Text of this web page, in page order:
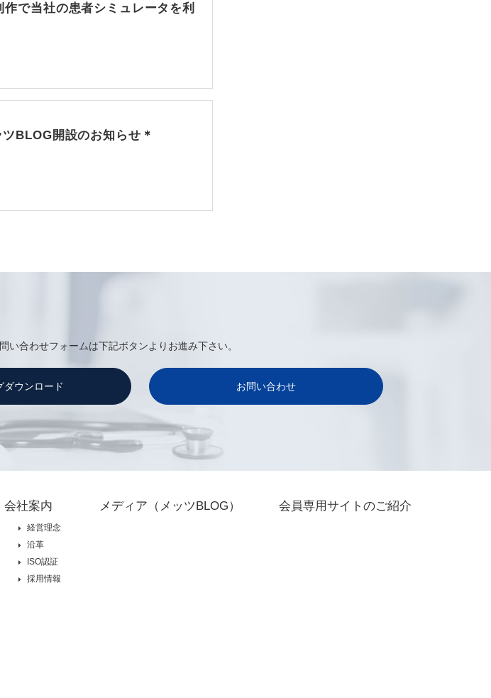
で当社の患者シミュレータを利
BLOG開設のお知らせ＊
い合わせフォームは下記ボタンよりお進み下さい。
ダウンロード お問い合わせ
会社案内
経営理念
沿革
ISO認証
採用情報
メディア（メッツBLOG） 会員専用サイトのご紹介